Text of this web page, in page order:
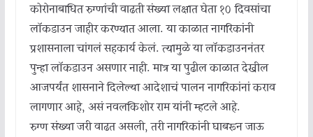
कोरोनाबाधित रुग्णांची वाढती संख्या लक्षात घेता १० दिवसांचा
लॉकडाउन जाहीर करण्यात आला. या काळात नागरिकांनी
प्रशासनाला चांगलं सहकार्य केलं. त्यामुळे या लॉकडाउननंतर
पुन्हा लॉकडाउन असणार नाही. मात्र या पुढील काळात देखील
आजपर्यंत शासनाने दिलेल्या आदेशाचं पालन नागरिकांनां कराव
लागणार आहे, असं नवलकिशोर राम यांनी म्हटले आहे.
रुग्ण संख्या जरी वाढत असली, तरी नागरिकांनी घाबरून जाऊ